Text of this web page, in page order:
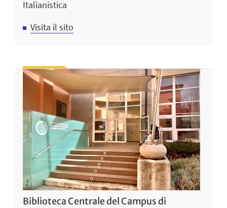
Italianistica
Visita il sito
Biblioteca Centrale del Campus di